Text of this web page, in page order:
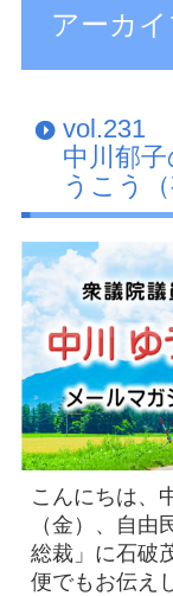
プロフィ
Facebook
アクセス
プライバ
お問い合
アーカ
vol.231
中川郁
うこう
こんにちは、
（金）、自
総裁」に石破
便でもお伝え